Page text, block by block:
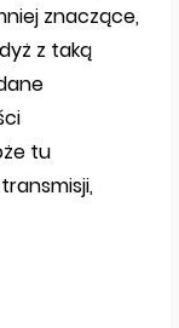
znaczące,
z taką
tu